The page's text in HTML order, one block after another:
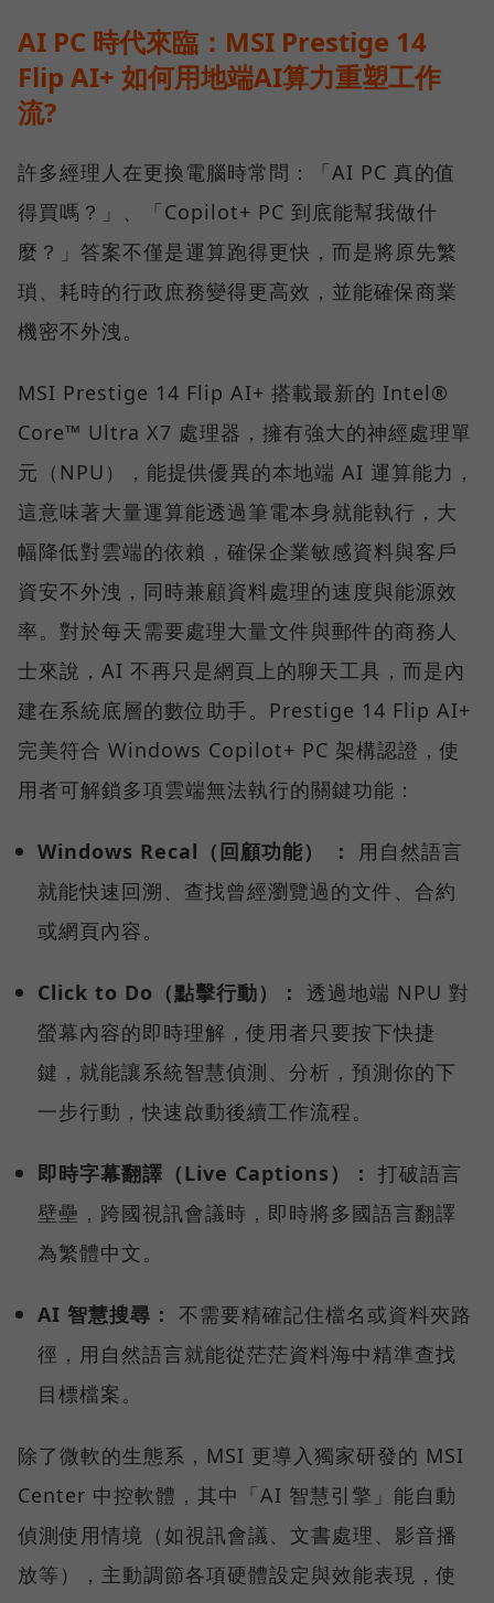
AI PC 時代來臨：MSI Prestige 14
Flip AI+ 如何用地端AI算力重塑工作
流?
許多經理人在更換電腦時常問：「AI PC 真的值
得買嗎？」、「Copilot+ PC 到底能幫我做什
麼？」答案不僅是運算跑得更快，而是將原先繁
瑣、耗時的行政庶務變得更高效，並能確保商業
機密不外洩。
MSI Prestige 14 Flip AI+ 搭載最新的 Intel®
Core™ Ultra X7 處理器，擁有強大的神經處理單
元（NPU），能提供優異的本地端 AI 運算能力，
這意味著大量運算能透過筆電本身就能執行，大
幅降低對雲端的依賴，確保企業敏感資料與客戶
資安不外洩，同時兼顧資料處理的速度與能源效
率。對於每天需要處理大量文件與郵件的商務人
士來說，AI 不再只是網頁上的聊天工具，而是內
建在系統底層的數位助手。Prestige 14 Flip AI+
完美符合 Windows Copilot+ PC 架構認證，使
用者可解鎖多項雲端無法執行的關鍵功能：
Windows Recal（回顧功能） ：
用自然語言
就能快速回溯、查找曾經瀏覽過的文件、合約
或網頁內容。
Click to Do（點擊行動）： 透過地端 NPU 對
螢幕內容的即時理解，使用者只要按下快捷
鍵，就能讓系統智慧偵測、分析，預測你的下
一步行動，快速啟動後續工作流程。
即時字幕翻譯（Live Captions）： 打破語言
壁壘，跨國視訊會議時，即時將多國語言翻譯
為繁體中文。
AI 智慧搜尋： 不需要精確記住檔名或資料夾路
徑，用自然語言就能從茫茫資料海中精準查找
目標檔案。
除了微軟的生態系，MSI 更導入獨家研發的 MSI
Center 中控軟體，其中「AI 智慧引擎」能自動
偵測使用情境（如視訊會議、文書處理、影音播
放等），主動調節各項硬體設定與效能表現，使